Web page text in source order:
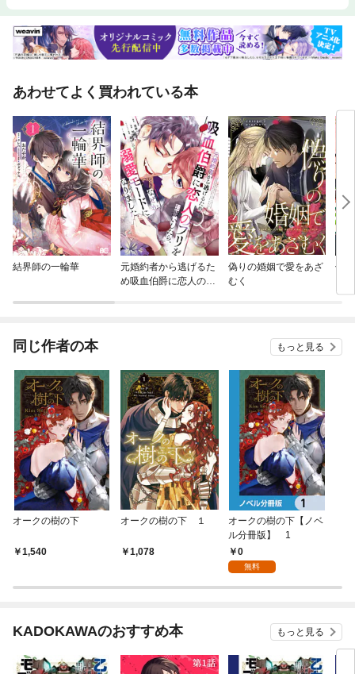
あわせてよく買われている本
結界師の一輪華
元婚約者から逃げるた
め吸血伯爵に恋人のフ
偽りの婚姻で愛をあざ
むく
傷
同じ作者の本 もっと見る
オークの樹の下
1,540
オークの樹の下 １
1,078
オークの樹の下【ノベ
ル分冊版】 1
0
無料
KADOKAWAのおすすめ本 もっと見る